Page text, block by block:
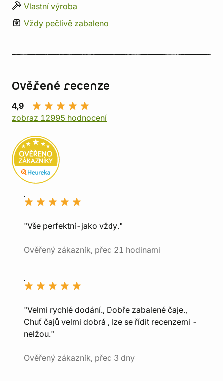
Vlastní výroba
Vždy pečlivě zabaleno
Ověřené recenze
4,9
zobraz 12995 hodnocení
"Vše perfektní-jako vždy."
Ověřený zákazník, před 21 hodinami
"Velmi rychlé dodání., Dobře zabalené čaje.,
Chuť čajů velmi dobrá , lze se řídit recenzemi -
nelžou."
Ověřený zákazník, před 3 dny